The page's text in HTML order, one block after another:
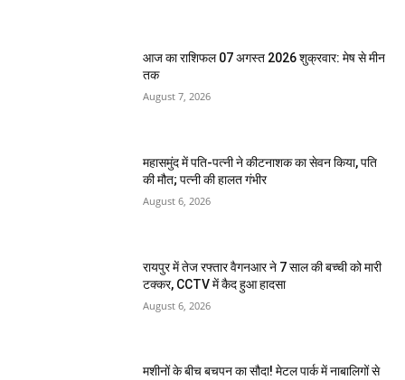
आज का राशिफल 07 अगस्त 2026 शुक्रवार: मेष से मीन
तक
August 7, 2026
महासमुंद में पति-पत्नी ने कीटनाशक का सेवन किया, पति
की मौत; पत्नी की हालत गंभीर
August 6, 2026
रायपुर में तेज रफ्तार वैगनआर ने 7 साल की बच्ची को मारी
टक्कर, CCTV में कैद हुआ हादसा
August 6, 2026
मशीनों के बीच बचपन का सौदा! मेटल पार्क में नाबालिगों से